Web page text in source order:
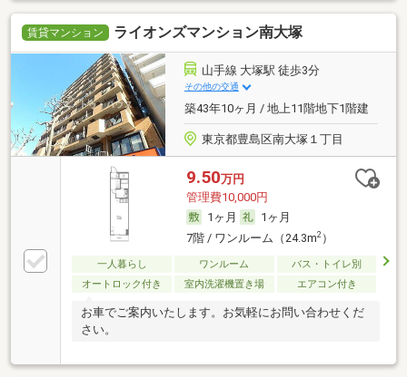
賃貸マンション ライオンズマンション南大塚
山手線 大塚駅 徒歩3分
その他の交通
築43年10ヶ月 / 地上11階地下1階建
東京都豊島区南大塚１丁目
9.50万円
管理費10,000円
1ヶ月
1ヶ月
7階 / ワンルーム（24.3m2）
一人暮らし ワンルーム
バス・トイレ別
オートロック付き
室内洗濯機置き場 エアコン付き
お車でご案内いたします。お気軽にお問い合わせくだ
さい。